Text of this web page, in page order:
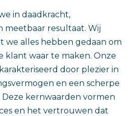
in daadkracht,
meetbaar resultaat. Wij
we alles hebben gedaan om
klant waar te maken. Onze
door plezier in
en een scherpe
kernwaarden vormen
en het vertrouwen dat